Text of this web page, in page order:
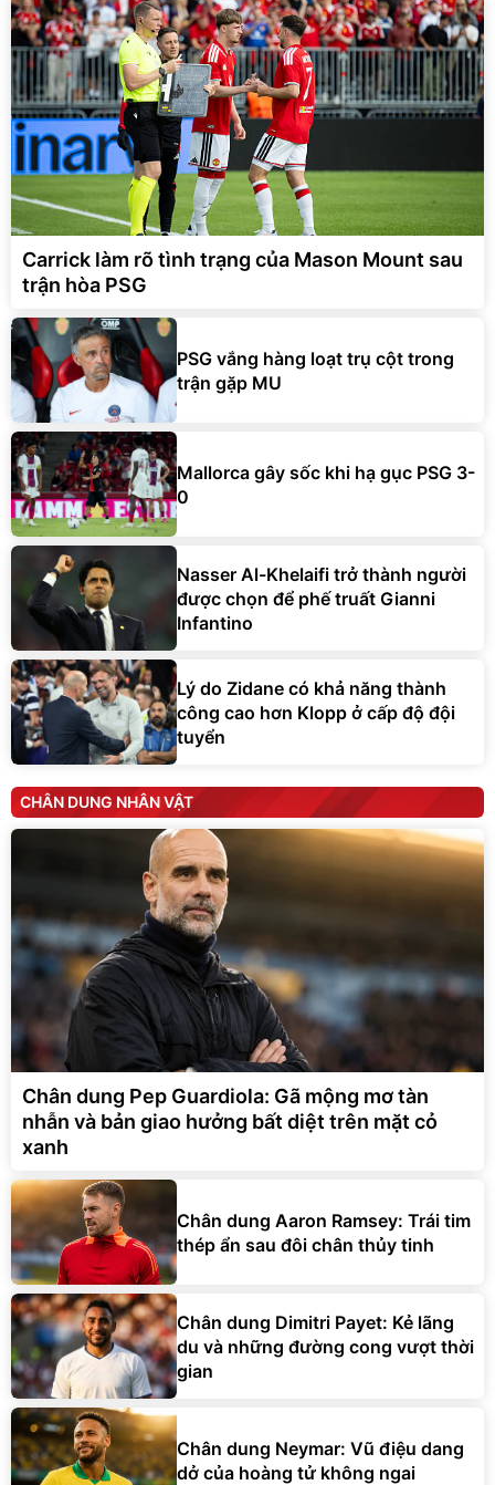
Carrick làm rõ tình trạng của Mason Mount sau
trận hòa PSG
PSG vắng hàng loạt trụ cột trong
trận gặp MU
Mallorca gây sốc khi hạ gục PSG 3-
0
Nasser Al-Khelaifi trở thành người
được chọn để phế truất Gianni
Infantino
Lý do Zidane có khả năng thành
công cao hơn Klopp ở cấp độ đội
tuyển
CHÂN DUNG NHÂN VẬT
Chân dung Pep Guardiola: Gã mộng mơ tàn
nhẫn và bản giao hưởng bất diệt trên mặt cỏ
xanh
Chân dung Aaron Ramsey: Trái tim
thép ẩn sau đôi chân thủy tinh
Chân dung Dimitri Payet: Kẻ lãng
du và những đường cong vượt thời
gian
Chân dung Neymar: Vũ điệu dang
dở của hoàng tử không ngai